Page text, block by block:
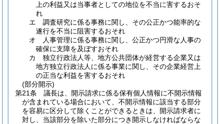
上の利益又は当事者としての地位を不当に害するおそ
れ
エ
調査研究に係る事務に関し、その公正かつ能率的な
遂行を不当に阻害するおそれ
オ
人事管理に係る事務に関し、公正かつ円滑な人事の
確保に支障を及ぼすおそれ
カ
独立行政法人等、地方公共団体が経営する企業又は
地方独立行政法人に係る事業に関し、その企業経営上
の正当な利益を害するおそれ
(部分開示)
第21条
議長は、開示請求に係る保有個人情報に不開示情報
が含まれている場合において、不開示情報に該当する部分
を容易に区分して除くことができるときは、開示請求者に
対し、当該部分を除いた部分につき開示しなければならな